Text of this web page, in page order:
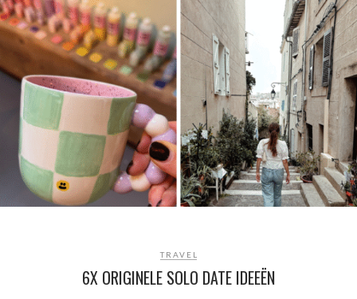
TRAVEL
6X ORIGINELE SOLO DATE IDEEËN